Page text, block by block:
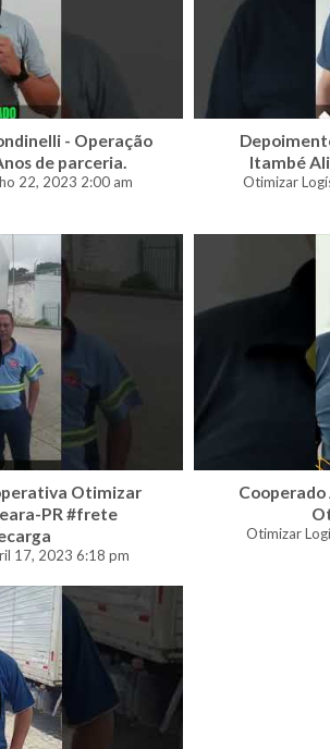
- Operação
de parceria.
22, 2023 2:00 am
Itambé
Otimizar
...
Otimizar
PR #frete
17, 2023 6:18 pm
Otimizar
...